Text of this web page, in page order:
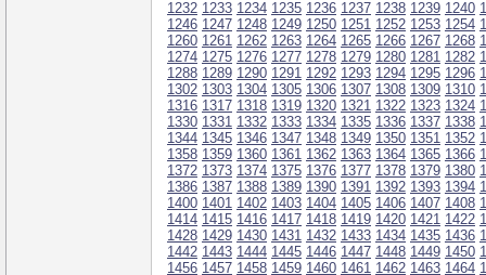
1232 1233 1234 1235 1236 1237 1238 1239 1240
1246 1247 1248 1249 1250 1251 1252 1253 1254
1260 1261 1262 1263 1264 1265 1266 1267 1268
1274 1275 1276 1277 1278 1279 1280 1281 1282
1288 1289 1290 1291 1292 1293 1294 1295 1296
1302 1303 1304 1305 1306 1307 1308 1309 1310
1316 1317 1318 1319 1320 1321 1322 1323 1324
1330 1331 1332 1333 1334 1335 1336 1337 1338
1344 1345 1346 1347 1348 1349 1350 1351 1352
1358 1359 1360 1361 1362 1363 1364 1365 1366
1372 1373 1374 1375 1376 1377 1378 1379 1380
1386 1387 1388 1389 1390 1391 1392 1393 1394
1400 1401 1402 1403 1404 1405 1406 1407 1408
1414 1415 1416 1417 1418 1419 1420 1421 1422
1428 1429 1430 1431 1432 1433 1434 1435 1436
1442 1443 1444 1445 1446 1447 1448 1449 1450
1456 1457 1458 1459 1460 1461 1462 1463 1464